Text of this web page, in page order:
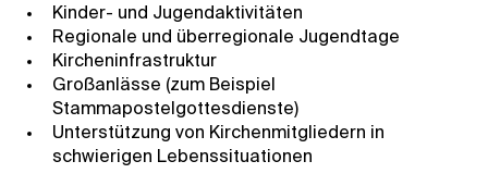
Kinder- und Jugendaktivitäten
Regionale und überregionale Jugendtage
Kircheninfrastruktur
Großanlässe (zum Beispiel
Stammapostelgottesdienste)
Unterstützung von Kirchenmitgliedern in
schwierigen Lebenssituationen